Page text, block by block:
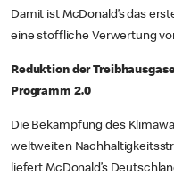
Damit ist McDonald’s das
eine stoffliche Verwertung
Reduktion der
Programm 2.0
Die Bekämpfung des
weltweiten
liefert McDonald’s